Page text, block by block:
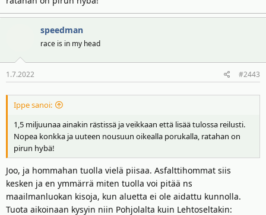
speedman
race is in my head
1.7.2022 #2443
Ippe sanoi:
1,5 miljuunaa ainakin rästissä ja veikkaan että lisää tulossa reilusti.
Nopea konkka ja uuteen nousuun oikealla porukalla, ratahan on
pirun hybä!
Joo, ja hommahan tuolla vielä piisaa. Asfalttihommat siis
kesken ja en ymmärrä miten tuolla voi pitää ns
maailmanluokan kisoja, kun aluetta ei ole aidattu kunnolla.
Tuota aikoinaan kysyin niin Pohjolalta kuin Lehtoseltakin: